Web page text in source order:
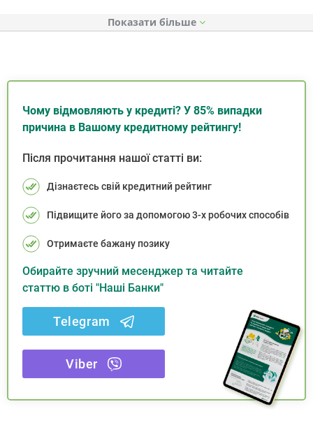
Показати
Чому відмовляють у кредиті? У 85% випадки
причина в Вашому кредитному рейтингу!
Після прочитання нашої статті ви:
Дізнаєтесь свій кредитний рейтинг
Підвищите його за допомогою 3-х робочих способів
Отримаєте бажану позику
Обирайте зручний месенджер та читайте
статтю в боті "Наші Банки"
Telegram
Viber